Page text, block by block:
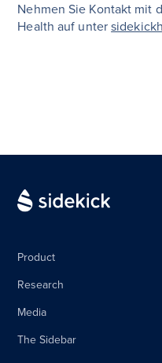
Nehmen Sie Kontakt mit
Health auf unter
Product
Research
Media
The Sidebar